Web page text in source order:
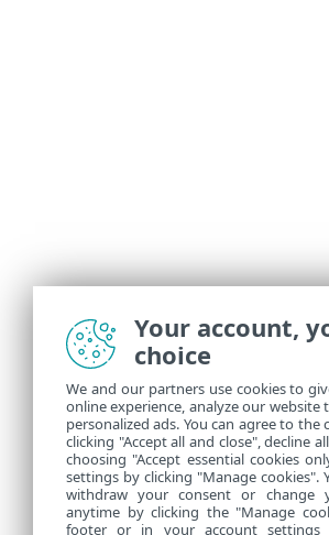
Your account,
choice
We and our partners use cookies to
online experience, analyze our website
personalized ads. You can agree to
clicking "Accept all and close", decline
choosing "Accept essential cookies
settings by clicking "Manage cookies".
withdraw your consent or change
anytime by clicking the "Manage
footer or in your account settings